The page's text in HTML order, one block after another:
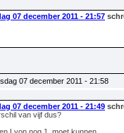
07 december 2011 - 21:57
07 december 2011 - 21:58
07 december 2011 - 21:49
van vijf dus?